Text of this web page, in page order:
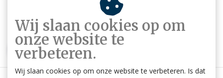
ABONNEER
Wij slaan cookies op om
onze website te
verbeteren.
Wij slaan cookies op om onze website te verbeteren. Is dat